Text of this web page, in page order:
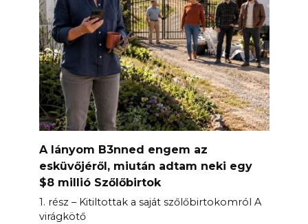
A lányom B3nned engem az
esküvőjéről, miután adtam neki egy
$8 millió Szőlőbirtok
1. rész – Kitiltottak a saját szőlőbirtokomról A
virágkötő